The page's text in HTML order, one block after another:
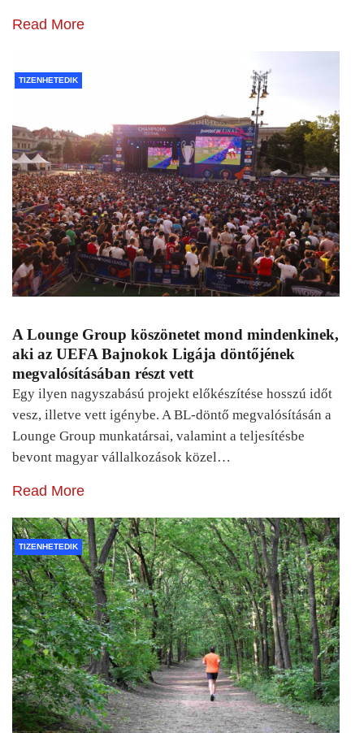
Read More
TIZENHETEDIK
A Lounge Group köszönetet mond mindenkinek,
aki az UEFA Bajnokok Ligája döntőjének
megvalósításában részt vett
Egy ilyen nagyszabású projekt előkészítése hosszú időt
vesz, illetve vett igénybe. A BL-döntő megvalósításán a
Lounge Group munkatársai, valamint a teljesítésbe
bevont magyar vállalkozások közel…
Read More
TIZENHETEDIK